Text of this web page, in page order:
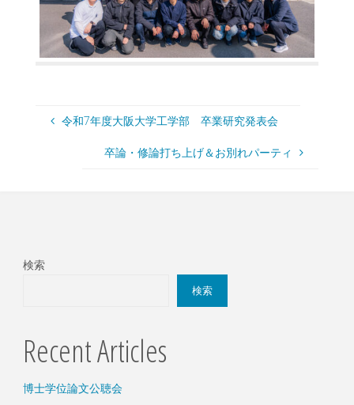
令和7年度大阪大学工学部 卒業研究発表会
卒論・修論打ち上げ＆お別れパーティ
検索
検索
Recent Articles
博士学位論文公聴会